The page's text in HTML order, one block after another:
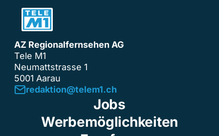
AZ Regionalfernsehen AG
Tele M1
Neumattstrasse 1
5001 Aarau
redaktion@telem1.ch
Jobs
Werbemöglichkeiten